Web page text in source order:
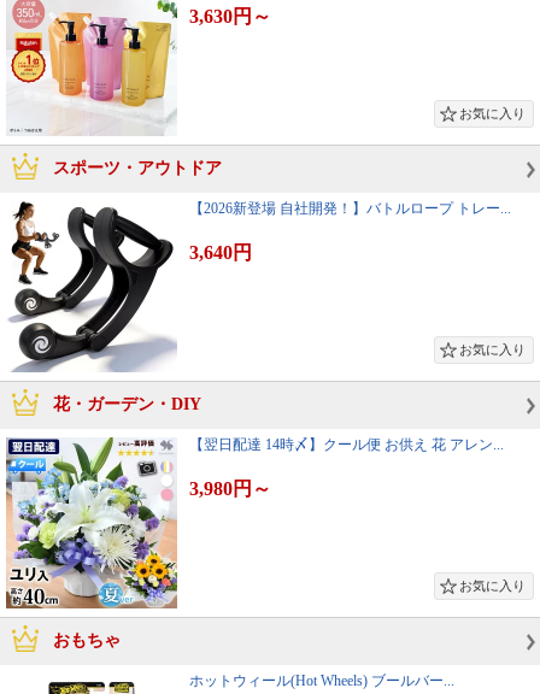
3,630円 ～
スポーツ・アウトドア
【2026新登場 自社開発！】バトルロープ トレー...
3,640円
花・ガーデン・DIY
【翌日配達 14時〆】クール便 お供え 花 アレン...
3,980円 ～
おもちゃ
ホットウィール(Hot Wheels) ブールバー...